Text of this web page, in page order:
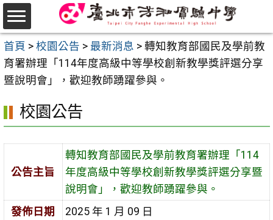
跳
至
主
要
內
首頁 > 校園公告 > 最新消息 > 轉知教育部國民及學前教
育署辦理「114年度高級中等學校創新教學獎評選分享
暨說明會」，歡迎教師踴躍參與。
校園公告
公告主旨
轉知教育部國民及學前教育署辦理「114
年度高級中等學校創新教學獎評選分享暨
說明會」，歡迎教師踴躍參與。
發佈日期
2025 年 1 月 09 日
選
單